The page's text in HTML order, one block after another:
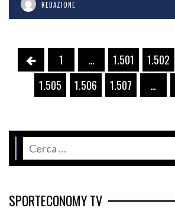
REDAZIONE
1 … 1.501 1.502
1.505
1.506 1.507 …
SPORTECONOMY TV